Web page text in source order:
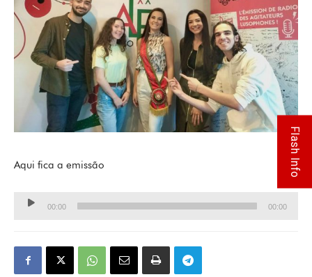
Aqui fica a emissão
Lecteur
00:00 00:00
Flash Info